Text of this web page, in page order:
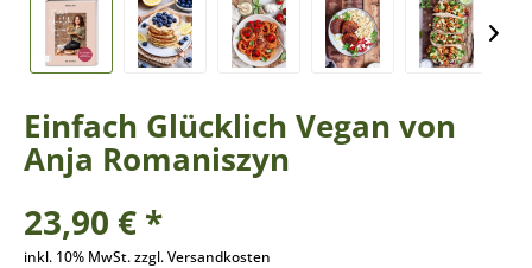
Einfach Glücklich Vegan von
Anja Romaniszyn
23,90 € *
inkl. 10% MwSt. zzgl. Versandkosten